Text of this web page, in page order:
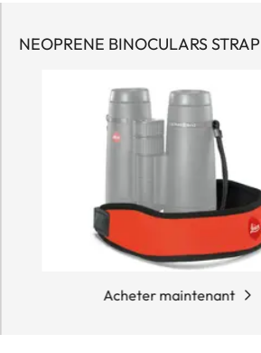
NEOPRENE BINOCULARS STRAP
Acheter maintenant